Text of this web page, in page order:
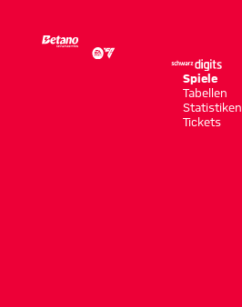
Spiele
Tabellen
Statistiken
Tickets